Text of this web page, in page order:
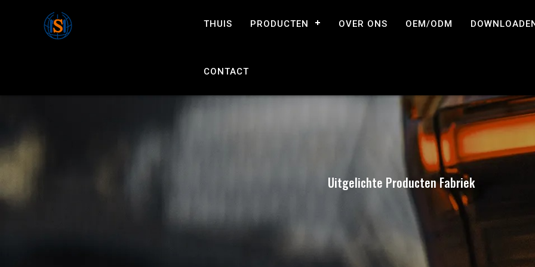
THUIS PRODUCTEN OVER ONS OEM/ODM
CONTACT
Uitgelichte Producten Fabriek